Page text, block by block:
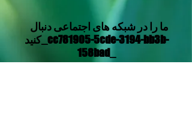
کنید_cc781905-5cde-3194-bb3b-
158bad_